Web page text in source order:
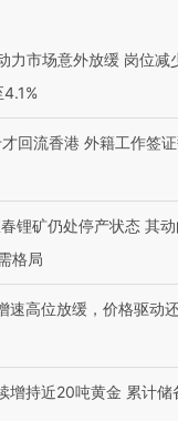
力市场意外放缓 岗位减
回流香港 外籍工作签
锂矿仍处停产状态 其动
格局
速高位放缓，价格驱动
增持近20吨黄金 累计储